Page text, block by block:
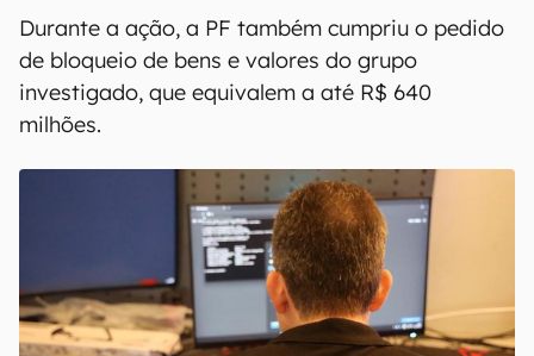
Durante a ação, a PF também cumpriu o pedido
de bloqueio de bens e valores do grupo